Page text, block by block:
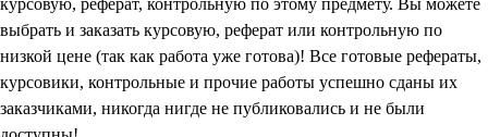
курсовую, реферат, контрольную по этому предмету. Вы можете
выбрать и заказать курсовую, реферат или контрольную по
низкой цене (так как работа уже готова)! Все готовые рефераты,
курсовики, контрольные и прочие работы успешно сданы их
заказчиками, никогда нигде не публиковались и не были